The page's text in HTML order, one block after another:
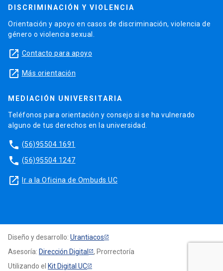
DISCRIMINACIÓN Y VIOLENCIA
Orientación y apoyo en casos de discriminación, violencia de
género o violencia sexual.
launch Contacto para apoyo
launch Más orientación
MEDIACIÓN UNIVERSITARIA
Teléfonos para orientación y consejo si se ha vulnerado
alguno de tus derechos en la universidad.
phone (56)95504 1691
phone (56)95504 1247
launch Ir a la Oficina de Ombuds UC
Diseño y desarrollo: Urantiacos
Asesoría: Dirección Digital
, Prorrectoría
Utilizando el Kit Digital UC